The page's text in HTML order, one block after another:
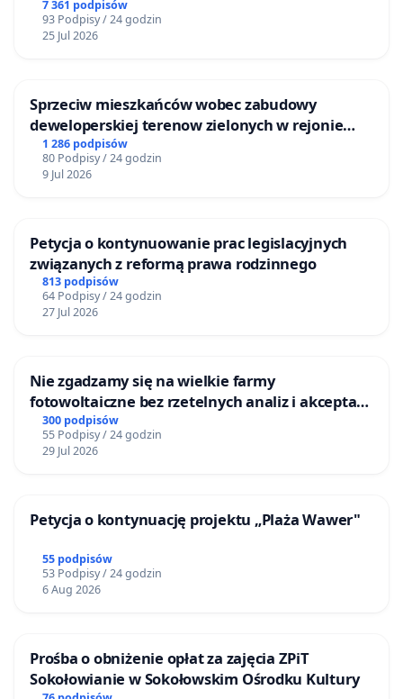
Centrum Zdrowia Dziecka w Katowicach
7 361 podpisów
93 Podpisy / 24 godzin
25 Jul 2026
Sprzeciw mieszkańców wobec zabudowy
deweloperskiej terenow zielonych w rejonie
Bulwarów Straceńskich w Bielsku-Białej
1 286 podpisów
80 Podpisy / 24 godzin
9 Jul 2026
Petycja o kontynuowanie prac legislacyjnych
związanych z reformą prawa rodzinnego
813 podpisów
64 Podpisy / 24 godzin
27 Jul 2026
Nie zgadzamy się na wielkie farmy
fotowoltaiczne bez rzetelnych analiz i akceptacji
mieszkańców
300 podpisów
55 Podpisy / 24 godzin
29 Jul 2026
Petycja o kontynuację projektu „Plaża Wawer"
55 podpisów
53 Podpisy / 24 godzin
6 Aug 2026
Prośba o obniżenie opłat za zajęcia ZPiT
Sokołowianie w Sokołowskim Ośrodku Kultury